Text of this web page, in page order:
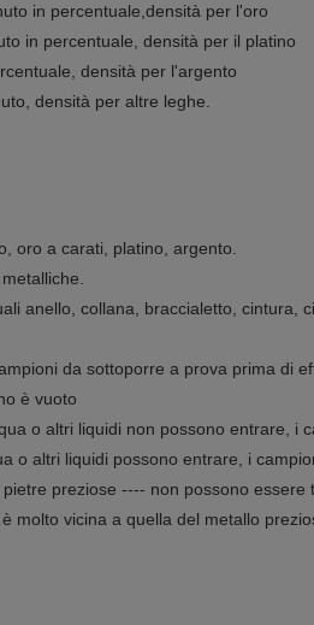
in percentuale,densità per l'oro
in percentuale, densità per il platino
densità per l'argento
densità per altre leghe.
oro a carati, platino, argento.
anello, collana, braccialetto, cintura,
da sottoporre a prova prima di
è vuoto
o altri liquidi non possono entrare, i
o altri liquidi possono entrare, i
preziose ---- non possono essere
molto vicina a quella del metallo